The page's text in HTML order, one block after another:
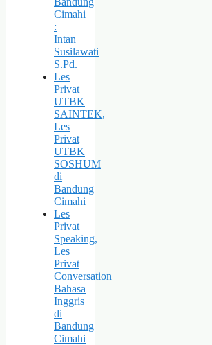
Cimahi
:
Intan
Susilawati
S.Pd.
Les
Privat
UTBK
SAINTEK,
Les
Privat
UTBK
SOSHUM
di
Bandung
Cimahi
Les
Privat
Speaking,
Les
Privat
Conversation
Bahasa
Inggris
di
Bandung
Cimahi